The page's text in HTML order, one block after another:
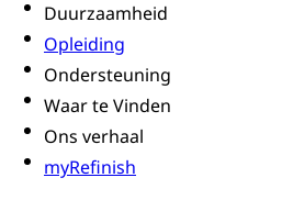
Duurzaamheid
Opleiding
Ondersteuning
Waar te Vinden
Ons verhaal
myRefinish